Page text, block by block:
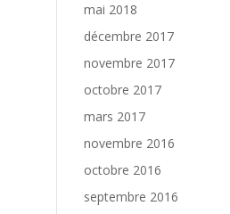
mai 2018
décembre 2017
novembre 2017
octobre 2017
mars 2017
novembre 2016
octobre 2016
septembre 2016